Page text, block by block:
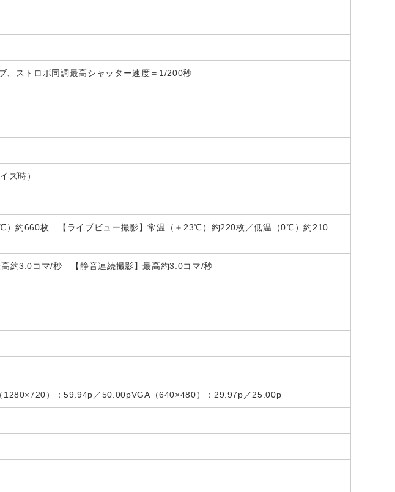
、ストロボ同調最高シャッター速度＝1/200秒
ズ時）
）約660枚 【ライブビュー撮影】常温（＋23℃）約220枚／低温（0℃）約210
約3.0コマ/秒 【静音連続撮影】最高約3.0コマ/秒
）：59.94p／50.00pVGA（640×480）：29.97p／25.00p